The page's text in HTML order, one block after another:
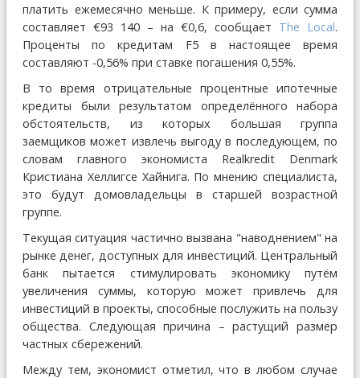
платить ежемесячно меньше. К примеру, если сумма
составляет €93 140 – на €0,6, сообщает The Local.
Проценты по кредитам F5 в настоящее время
составляют -0,56% при ставке погашения 0,55%.
В то время отрицательные процентные ипотечные
кредиты были результатом определённого набора
обстоятельств, из которых большая группа
заемщиков может извлечь выгоду в последующем, по
словам главного экономиста Realkredit Denmark
Кристиана Хеллигсе Хайнига. По мнению специалиста,
это будут домовладельцы в старшей возрастной
группе.
Текущая ситуация частично вызвана "наводнением" на
рынке денег, доступных для инвестиций. Центральный
банк пытается стимулировать экономику путём
увеличения суммы, которую может привлечь для
инвестиций в проекты, способные послужить на пользу
общества. Следующая причина – растущий размер
частных сбережений.
Между тем, экономист отметил, что в любом случае